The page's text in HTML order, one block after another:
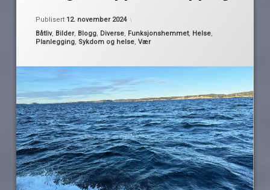
Publisert 12. november 2024
Kategorier:
Båtliv, Bilder, Blogg, Diverse, Funksjonshemmet, Helse,
Planlegging, Sykdom og helse,Vær
frostvakt
november